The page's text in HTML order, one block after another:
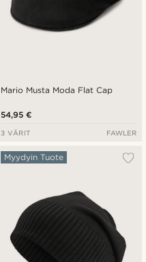
Mario Musta Moda Flat Cap
54,95 €
3 VÄRIT FAWLER
Myydyin Tuote